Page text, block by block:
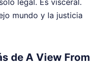
mundo y la justicia
de A View From